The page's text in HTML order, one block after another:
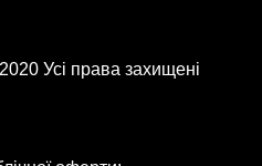
Усі права захищені